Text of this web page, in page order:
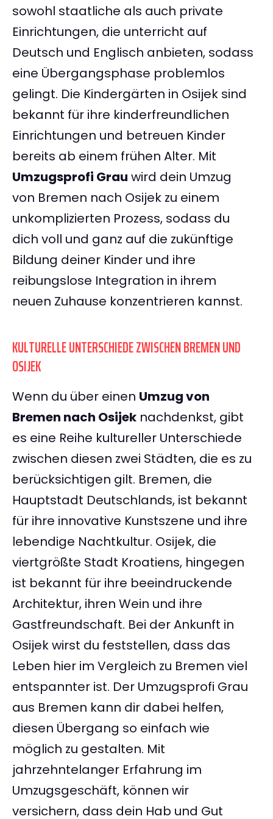
sowohl staatliche als auch private
Einrichtungen, die unterricht auf
Deutsch und Englisch anbieten, sodass
eine Übergangsphase problemlos
gelingt. Die Kindergärten in Osijek sind
bekannt für ihre kinderfreundlichen
Einrichtungen und betreuen Kinder
bereits ab einem frühen Alter. Mit
Umzugsprofi Grau wird dein Umzug
von Bremen nach Osijek zu einem
unkomplizierten Prozess, sodass du
dich voll und ganz auf die zukünftige
Bildung deiner Kinder und ihre
reibungslose Integration in ihrem
neuen Zuhause konzentrieren kannst.
KULTURELLE UNTERSCHIEDE ZWISCHEN BREMEN UND
OSIJEK
Wenn du über einen Umzug von
Bremen nach Osijek nachdenkst, gibt
es eine Reihe kultureller Unterschiede
zwischen diesen zwei Städten, die es zu
berücksichtigen gilt. Bremen, die
Hauptstadt Deutschlands, ist bekannt
für ihre innovative Kunstszene und ihre
lebendige Nachtkultur. Osijek, die
viertgrößte Stadt Kroatiens, hingegen
ist bekannt für ihre beeindruckende
Architektur, ihren Wein und ihre
Gastfreundschaft. Bei der Ankunft in
Osijek wirst du feststellen, dass das
Leben hier im Vergleich zu Bremen viel
entspannter ist. Der Umzugsprofi Grau
aus Bremen kann dir dabei helfen,
diesen Übergang so einfach wie
möglich zu gestalten. Mit
jahrzehntelanger Erfahrung im
Umzugsgeschäft, können wir
versichern, dass dein Hab und Gut